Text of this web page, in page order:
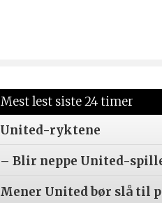
Mest lest siste 24 timer
United-ryktene
– Blir neppe United-
Mener United bør slå til